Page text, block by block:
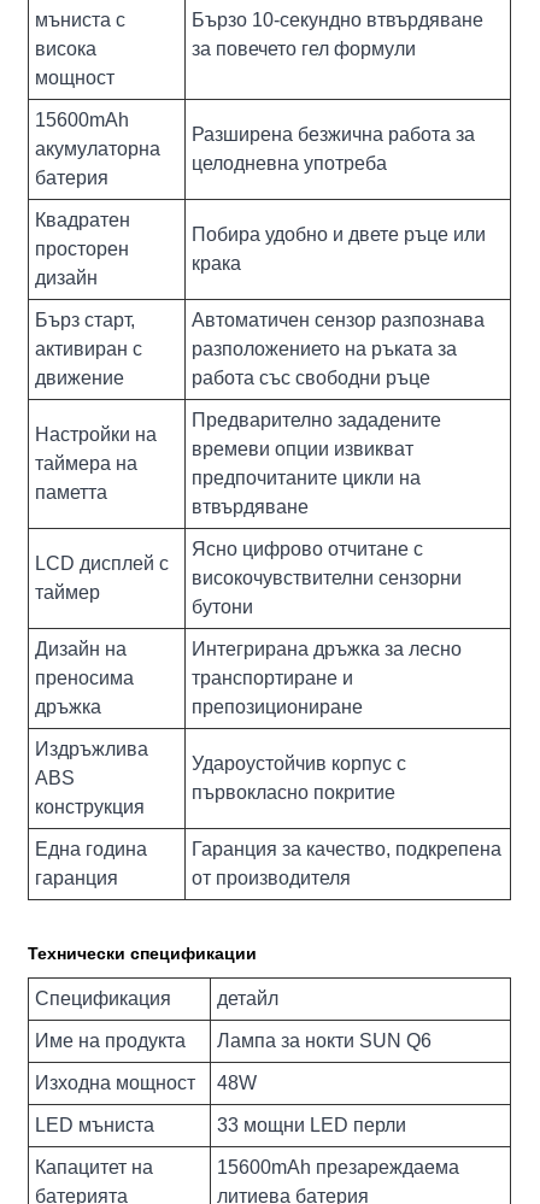
мъниста с
висока
мощност
Бързо 10-секундно втвърдяване
за повечето гел формули
15600mAh
акумулаторна
батерия
Разширена безжична работа за
целодневна употреба
Квадратен
просторен
дизайн
Побира удобно и двете ръце или
крака
Бърз старт,
активиран с
движение
Автоматичен сензор разпознава
разположението на ръката за
работа със свободни ръце
Настройки на
таймера на
паметта
Предварително зададените
времеви опции извикват
предпочитаните цикли на
втвърдяване
LCD дисплей с
таймер
Ясно цифрово отчитане с
високочувствителни сензорни
бутони
Дизайн на
преносима
дръжка
Интегрирана дръжка за лесно
транспортиране и
препозициониране
Издръжлива
ABS
конструкция
Удароустойчив корпус с
първокласно покритие
Една година
гаранция
Гаранция за качество, подкрепена
от производителя
Технически спецификации
Спецификация детайл
Име на продукта Лампа за нокти SUN Q6
Изходна мощност 48W
LED мъниста 33 мощни LED перли
Капацитет на
батерията
15600mAh презареждаема
литиева батерия